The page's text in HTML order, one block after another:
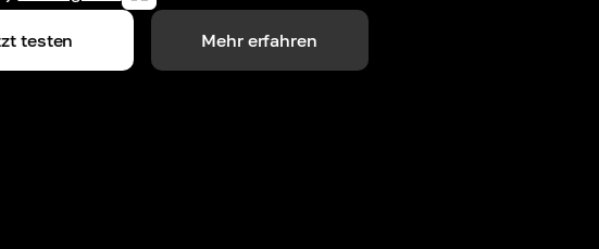
testen Mehr erfahren